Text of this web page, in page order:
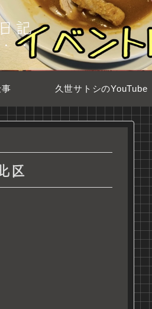
記
久世サトシのYouTube
区